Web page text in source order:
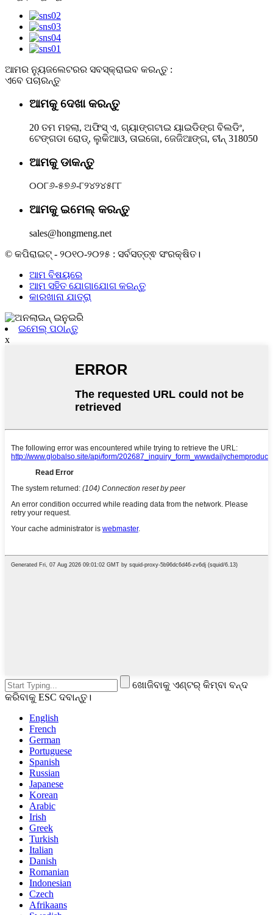
ଆମର ନ୍ୟୁଜଲେଟରର ସବସ୍କ୍ରାଇବ କରନ୍ତୁ :
ଏବେ ପଚାରନ୍ତୁ
ଆମକୁ ଦେଖା କରନ୍ତୁ
20 ତମ ମହଲା, ଅଫିସ୍ ଏ, ଗ୍ୟାଙ୍ଗଟାଇ ୟାଇଡିଙ୍ଗ ବିଲଡିଂ,
ଟେଙ୍ଗଡା ରୋଡ୍, ଲୁକିଆଓ, ତାଇଜୋ, ଜେଜିଆଙ୍ଗ, ଚୀନ୍ 318050
ଆମକୁ ଡାକନ୍ତୁ
୦୦୮୬-୫୭୬-୮୨୪୨୪୫୮୮
ଆମକୁ ଇମେଲ୍ କରନ୍ତୁ
sales@hongmeng.net
© କପିରାଇଟ୍ - ୨୦୧୦-୨୦୨୫ : ସର୍ବସତ୍ତ୍ଵ ସଂରକ୍ଷିତ।
ଆମ ବିଷୟରେ
ଆମ ସହିତ ଯୋଗାଯୋଗ କରନ୍ତୁ
କାରଖାନା ଯାତ୍ରା
ଇମେଲ୍ ପଠାନ୍ତୁ
x
ଖୋଜିବାକୁ ଏଣ୍ଟର୍ କିମ୍ବା ବନ୍ଦ
କରିବାକୁ ESC ଦବାନ୍ତୁ।
English
French
German
Portuguese
Spanish
Russian
Japanese
Korean
Arabic
Irish
Greek
Turkish
Italian
Danish
Romanian
Indonesian
Czech
Afrikaans